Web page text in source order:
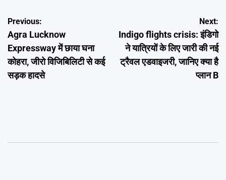
Post
navigation
Previous:
Agra Lucknow
Expressway में छाया घना
कोहरा, जीरो विजिबिलिटी से कई
सड़क हादसे
Next:
Indigo flights crisis: इंडिगो
ने यात्रियों के लिए जारी की नई
ट्रैवल एडवाइजरी, जानिए क्या है
प्लान B